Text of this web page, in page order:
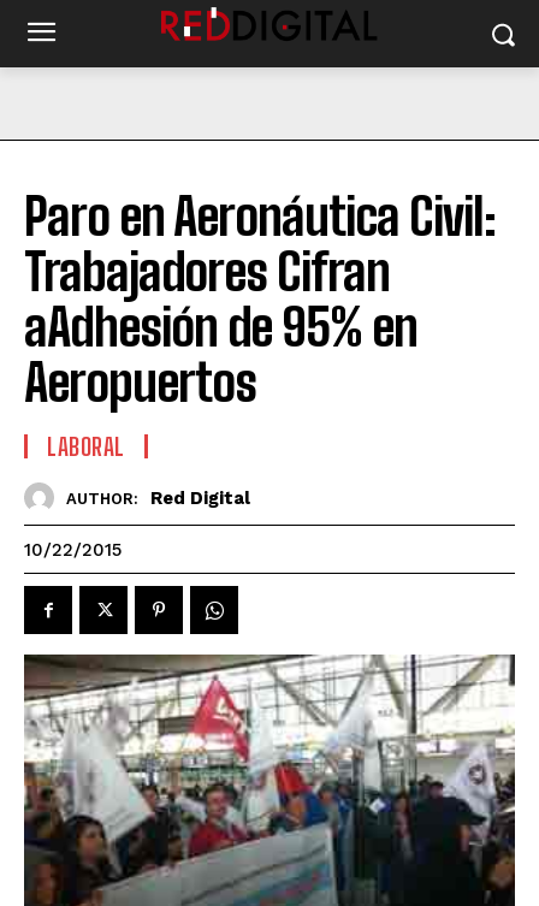
Paro en Aeronáutica Civil:
Trabajadores Cifran
aAdhesión de 95% en
Aeropuertos
LABORAL
AUTHOR: Red Digital
10/22/2015